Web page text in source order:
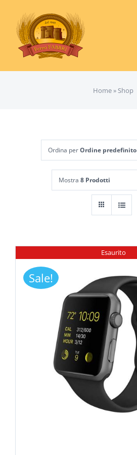
contenuto
Home» Shop
Ordina perOrdine predefinito
Mostra 8 Prodotti
Esaurito
Sale!